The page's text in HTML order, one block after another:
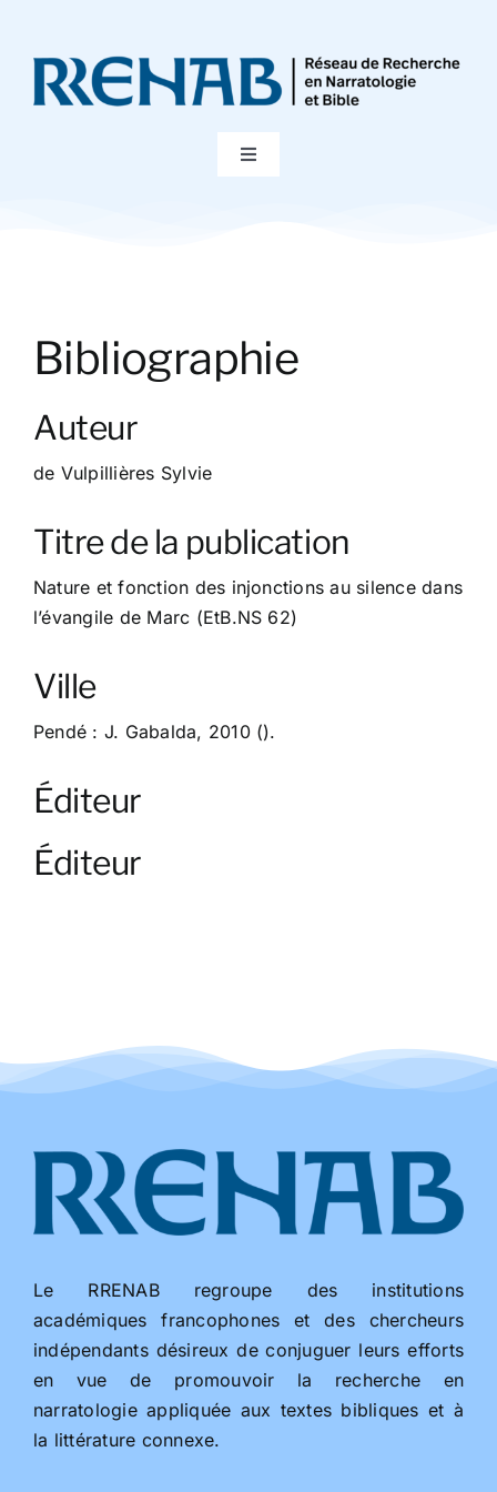
contenu
Toggle
Publications
Bibliographie
Contact
Bibliographie
Auteur
de Vulpillières Sylvie
Titre de la publication
Nature et fonction des injonctions au silence dans
l’évangile de Marc (EtB.NS 62)
Ville
Pendé : J. Gabalda, 2010 ().
Éditeur
Éditeur
Le RRENAB regroupe des institutions
académiques francophones et des chercheurs
indépendants désireux de conjuguer leurs efforts
en vue de promouvoir la recherche en
narratologie appliquée aux textes bibliques et à
la littérature connexe.